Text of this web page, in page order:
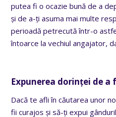
putea fi o ocazie bună de a
și de a-ți asuma mai multe
perioadă petrecută într-o
întoarce la vechiul angajator,
Expunerea dorinței de a
Dacă te afli în căutarea unor
fii curajos și să-ți expui